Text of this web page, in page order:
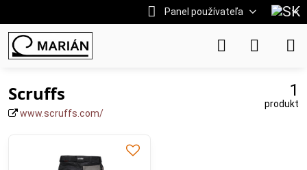
Panel používateľa
Scruffs
www.scruffs.com/
1
produkt